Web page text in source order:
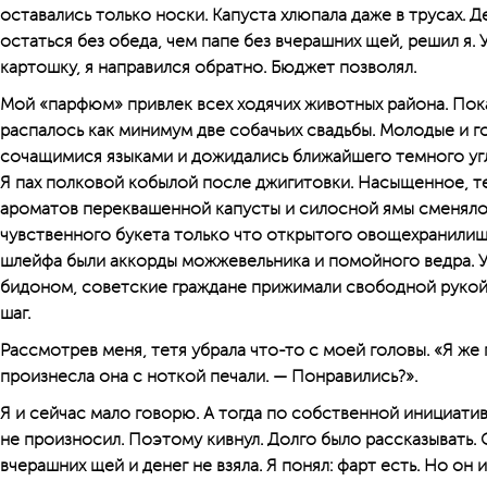
оставались только носки. Капуста хлюпала даже в трусах.
остаться без обеда, чем папе без вчерашних щей, решил я.
картошку, я направился обратно. Бюджет позволял.
Мой «парфюм» привлек всех ходячих животных района.
распалось как минимум две собачьих свадьбы. Молодые и
сочащимися языками и дожидались ближайшего темного
Я пах полковой кобылой после джигитовки. Насыщенное,
ароматов переквашенной капусты и силосной ямы
чувственного букета только что открытого
шлейфа были аккорды можжевельника и помойного ведра.
бидоном, советские граждане прижимали свободной
шаг.
Рассмотрев меня, тетя убрала что-то с моей головы. «Я
произнесла она с ноткой печали. — Понравились?».
Я и сейчас мало говорю. А тогда по собственной
не произносил. Поэтому кивнул. Долго было рассказывать.
вчерашних щей и денег не взяла. Я понял: фарт есть. Но он